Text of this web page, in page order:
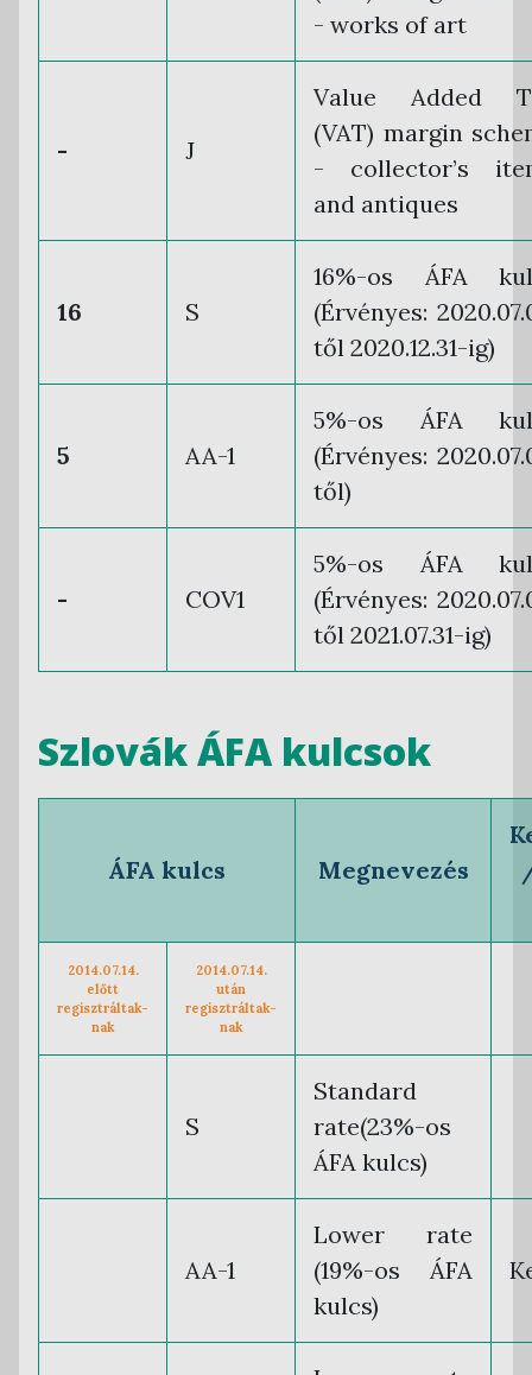
- works of art
- J
Value Added
(VAT) margin
- collector’s
and antiques
16 S
16%-os ÁFA
(Érvényes:
től 2020.12.31-ig)
5 AA-1
5%-os ÁFA
(Érvényes:
től)
- COV1
5%-os ÁFA
(Érvényes:
től 2021.07.31-ig)
Szlovák ÁFA kulcsok
ÁFA kulcs Megnevezés
2014.07.14.
előtt
regisztráltak-
nak
2014.07.14.
után
regisztráltak-
nak
S
Standard
rate(23%-os
ÁFA kulcs)
AA-1
Lower rate
(19%-os ÁFA
kulcs)